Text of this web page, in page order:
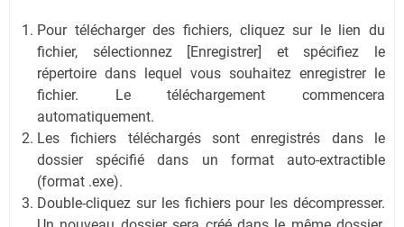
Pour télécharger des fichiers, cliquez sur le lien du
fichier, sélectionnez [Enregistrer] et spécifiez le
répertoire dans lequel vous souhaitez enregistrer le
fichier. Le téléchargement commencera
automatiquement.
Les fichiers téléchargés sont enregistrés dans le
dossier spécifié dans un format auto-extractible
(format .exe).
Double-cliquez sur les fichiers pour les décompresser.